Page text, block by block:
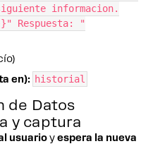
informacion.
Respuesta: "
en): historial
de Datos
y captura
usuarioyespera la nueva